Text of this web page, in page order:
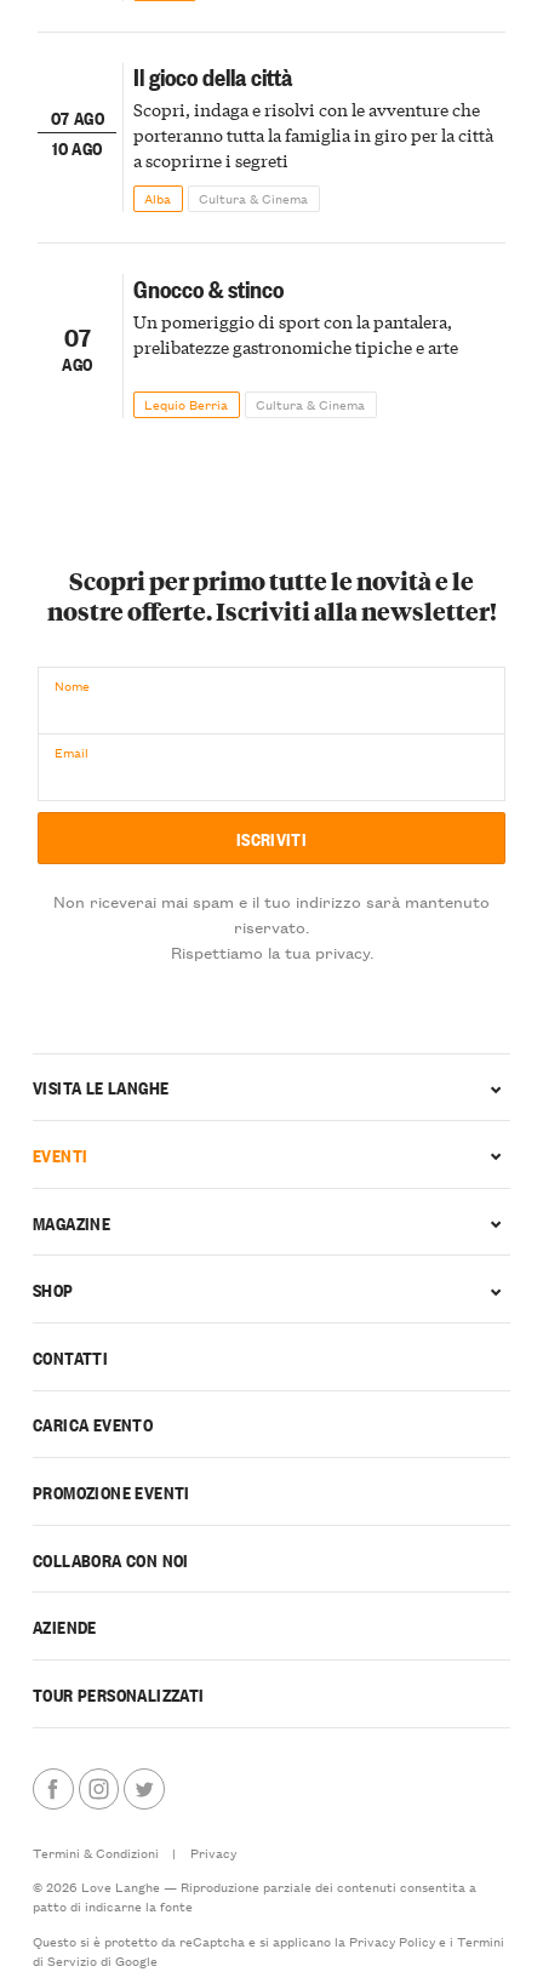
07 AGO
10 AGO
Il gioco della città
Scopri, indaga e risolvi con le avventure che
porteranno tutta la famiglia in giro per la città
a scoprirne i segreti
Alba Cultura & Cinema
07
AGO
Gnocco & stinco
Un pomeriggio di sport con la pantalera,
prelibatezze gastronomiche tipiche e arte
Lequio Berria Cultura & Cinema
Scopri per primo tutte le novità e le
nostre offerte. Iscriviti alla newsletter!
Nome
Email
Non riceverai mai spam e il tuo indirizzo sarà mantenuto
riservato.
Rispettiamo la tua privacy.
CONTATTI
CARICA EVENTO
PROMOZIONE EVENTI
COLLABORA CON NOI
AZIENDE
TOUR PERSONALIZZATI
VISITA LE LANGHE
EVENTI
MAGAZINE
SHOP
Termini & Condizioni |
Privacy
© 2026 Love Langhe — Riproduzione parziale dei contenuti consentita a
patto di indicarne la fonte
Questo si è protetto da reCaptcha e si applicano la Privacy Policye i Termini
di Serviziodi Google